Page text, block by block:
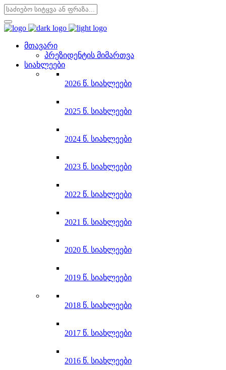
მთავარი
პრეზიდენტის მიმართვა
სიახლეები
2026 წ. სიახლეები
2025 წ. სიახლეები
2024 წ. სიახლეები
2023 წ. სიახლეები
2022 წ. სიახლეები
2021 წ. სიახლეები
2020 წ. სიახლეები
2019 წ. სიახლეები
2018 წ. სიახლეები
2017 წ. სიახლეები
2016 წ. სიახლეები